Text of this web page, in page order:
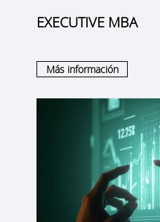
EXECUTIVE MBA
Más información